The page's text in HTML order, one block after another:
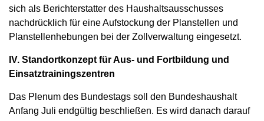
sich als Berichterstatter des Haushaltsausschusses
nachdrücklich für eine Aufstockung der Planstellen und
Planstellenhebungen bei der Zollverwaltung eingesetzt.
IV. Standortkonzept für Aus- und Fortbildung und
Einsatztrainingszentren
Das Plenum des Bundestags soll den Bundeshaushalt
Anfang Juli endgültig beschließen. Es wird danach darauf